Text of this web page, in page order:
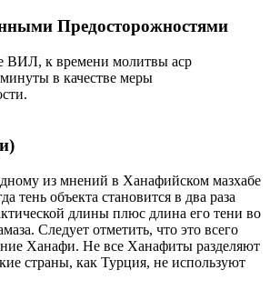
Предосторожностями
ВИЛ, к времени молитвы аср
в качестве меры
из мнений в Ханафийском мазхабе
тень объекта становится в два раза
длины плюс длина его тени во
Следует отметить, что это всего
Ханафи. Не все Ханафиты разделяют
страны, как Турция, не используют